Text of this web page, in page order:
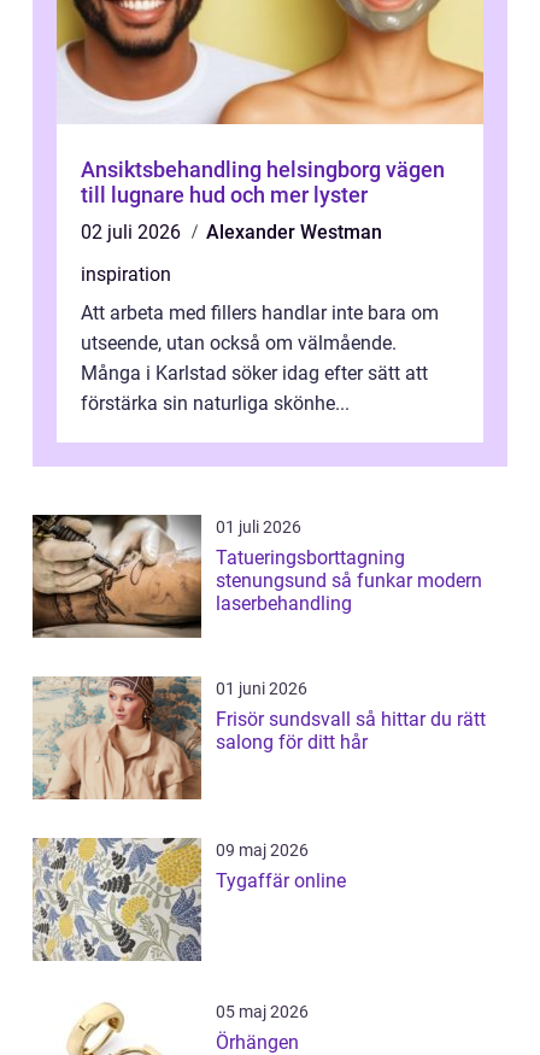
Ansiktsbehandling helsingborg vägen
till lugnare hud och mer lyster
02 juli 2026
Alexander Westman
inspiration
Att arbeta med fillers handlar inte bara om
utseende, utan också om välmående.
Många i Karlstad söker idag efter sätt att
förstärka sin naturliga skönhe...
01 juli 2026
Tatueringsborttagning
stenungsund så funkar modern
laserbehandling
01 juni 2026
Frisör sundsvall så hittar du rätt
salong för ditt hår
09 maj 2026
Tygaffär online
05 maj 2026
Örhängen